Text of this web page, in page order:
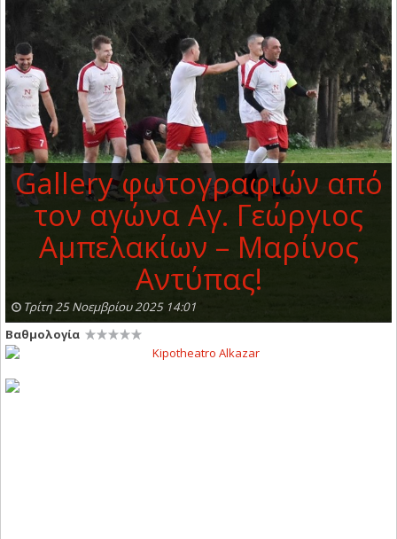
Gallery φωτογραφιών από
τον αγώνα Αγ. Γεώργιος
Αμπελακίων – Μαρίνος
Αντύπας!
Τρίτη 25 Νοεμβρίου 2025 14:01
Βαθμολογία